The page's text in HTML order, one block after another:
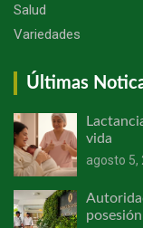
Salud
Variedades
Últimas
vida
agosto 5,